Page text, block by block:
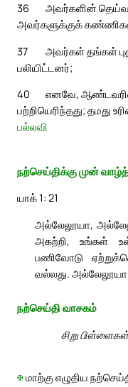
36
அவர்களின்
அவர்களுக்குக்
37
அவர்கள் தங்கள்
பலியிட்டனர்;
40
எனவே,
பற்றியெரிந்தது; தமது
பல்லவி
நற்செய்திக்கு முன்
யாக் 1: 21
அல்லேலூயா,
அகற்றி, உங்கள்
பணிவோடு
வல்லது.
நற்செய்தி வாசகம்
சிறு
✠மாற்கு எழுதிய